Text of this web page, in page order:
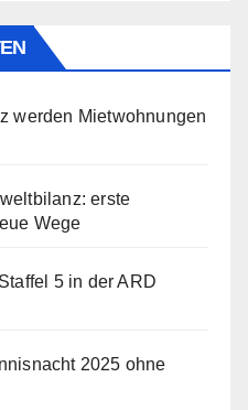
werden Mietwohnungen
erste
Wege
5 in der ARD
2025 ohne